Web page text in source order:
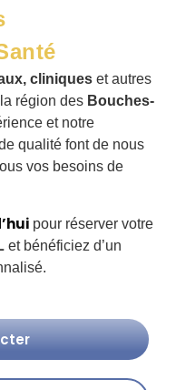
cliniques et autres
région des Bouches-
et notre
qualité font de nous
vos besoins de
pour réserver votre
et bénéficiez d’un